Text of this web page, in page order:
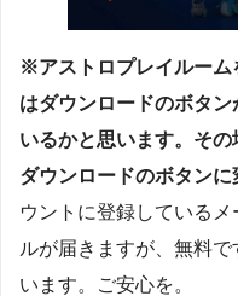
※アストロプレイルーム
はダウンロードのボタ
いるかと思います。そ
ダウンロードのボタンに
ウントに登録している
ルが届きますが、無料
います。ご安心を。